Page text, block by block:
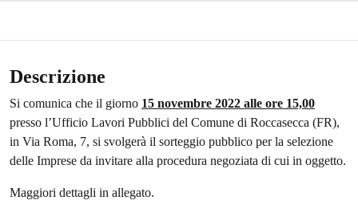
Descrizione
Si comunica che il giorno 15 novembre 2022 alle ore 15,00
presso l’Ufficio Lavori Pubblici del Comune di Roccasecca (FR),
in Via Roma, 7, si svolgerà il sorteggio pubblico per la selezione
delle Imprese da invitare alla procedura negoziata di cui in oggetto.
Maggiori dettagli in allegato.